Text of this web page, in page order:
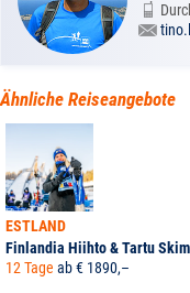
Ähnliche Reiseangebote
ESTLAND
Finlandia Hiihto & Tartu
12 Tage ab € 1890,–